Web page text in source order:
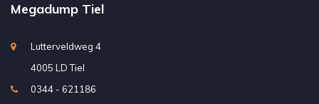
Megadump Tiel
Lutterveldweg 4
4005 LD Tiel
0344 - 621186